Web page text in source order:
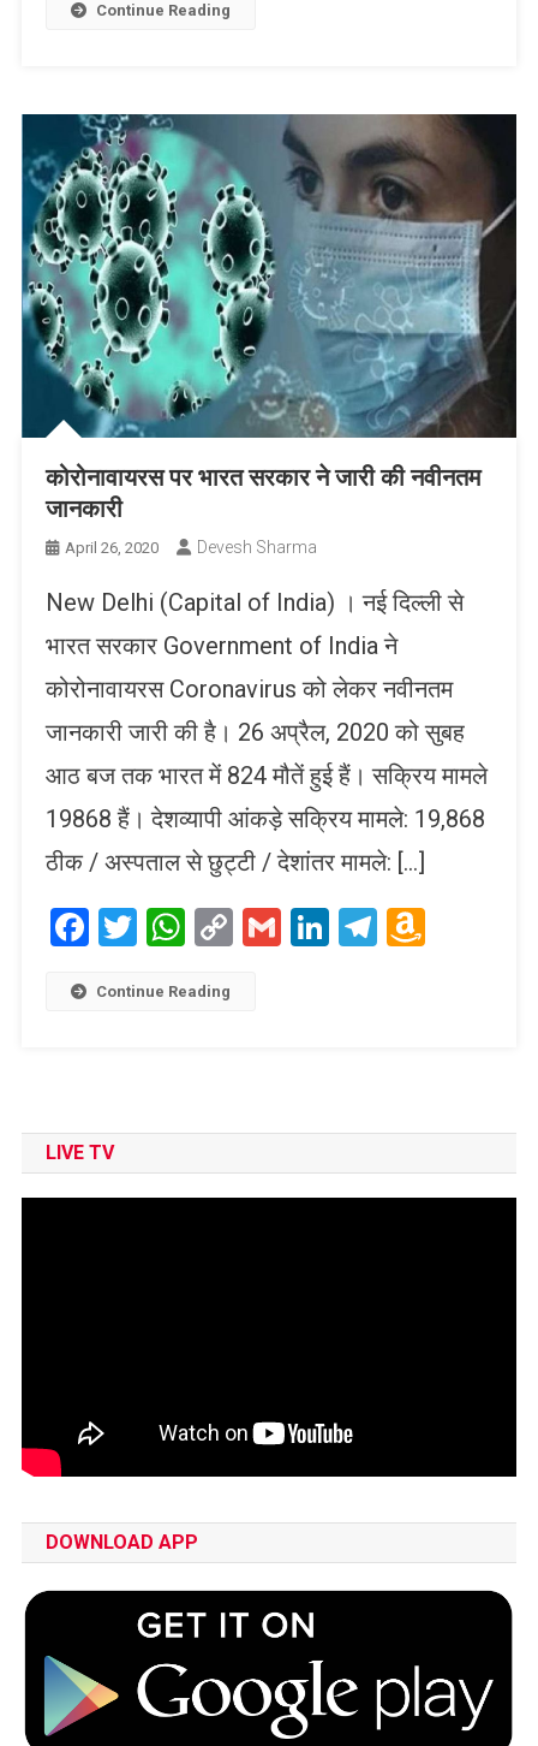
Continue Reading
कोरोनावायरस पर भारत सरकार ने जारी की नवीनतम
जानकारी
April 26, 2020 Devesh Sharma
New Delhi (Capital of India) । नई दिल्ली से
भारत सरकार Government of India ने
कोरोनावायरस Coronavirus को लेकर नवीनतम
जानकारी जारी की है। 26 अप्रैल, 2020 को सुबह
आठ बज तक भारत में 824 मौतें हुई हैं। सक्रिय मामले
19868 हैं। देशव्यापी आंकड़े सक्रिय मामले: 19,868
ठीक / अस्पताल से छुट्टी / देशांतर मामले: […]
Facebook
TwitterWhatsApp
CopyGmailLinkedIn
Telegram
Continue Reading
LIVE TV
DOWNLOAD APP